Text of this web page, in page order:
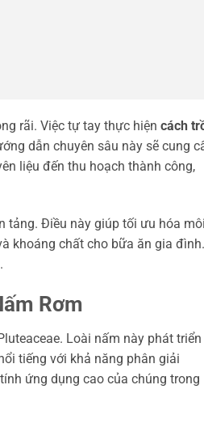
rãi. Việc tự tay thực hiện cách
dẫn chuyên sâu này sẽ cung
liệu đến thu hoạch thành công,
tảng. Điều này giúp tối ưu hóa
khoáng chất cho bữa ăn gia đình.
Rơm
Loài nấm này phát triển
tiếng với khả năng phân giải
ứng dụng cao của chúng trong